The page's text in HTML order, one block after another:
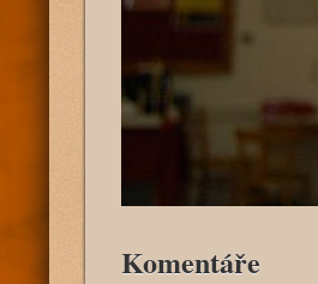
Komentáře